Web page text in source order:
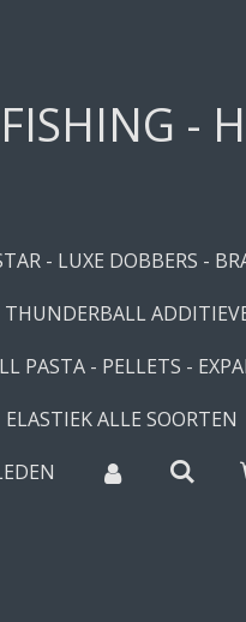
-
- LUXE DOBBERS -
THUNDERBALL
PASTA - PELLETS -
ELASTIEK ALLE SOORTEN